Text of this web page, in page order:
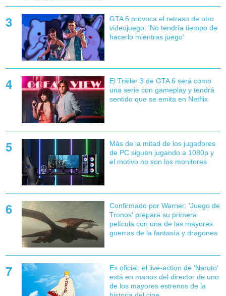
GTA 6 provoca el retraso de otro
videojuego: 'No tendría tiempo de
hacerlo mientras juego'
El Tráiler 3 de GTA 6 será como
una serie con gameplay y tendrá
sentido que se emita en Netflix
Más de la mitad de los jugadores
de PC siguen jugando a 1080p y
el motivo no son los monitores
Confirmado por Warner: 'Juego de
Tronos' prepara su primera
película con una de las mayores
guerras de la fantasía y dragones
Es oficial: el live-action de 'Naruto'
está en manos del director de uno
de los mayores estrenos de la